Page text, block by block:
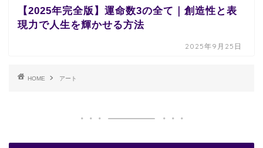
【2025年完全版】運命数3の全て｜創造性と表
現力で人生を輝かせる方法
2025年9月25日
HOME アート